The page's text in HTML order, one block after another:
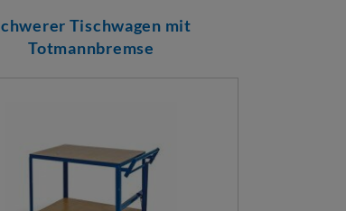
Tischwagen mit
Totmannbremse